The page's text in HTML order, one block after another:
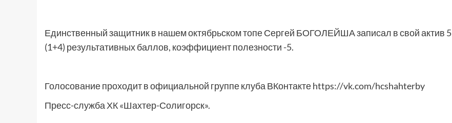
Единственный защитник в нашем октябрьском топе Сергей БОГОЛЕЙША записал в свой актив 5
(1+4) результативных баллов, коэффициент полезности -5.
Голосование проходит в официальной группе клуба ВКонтакте https://vk.com/hcshahterby
Пресс-служба ХК «Шахтер-Солигорск».